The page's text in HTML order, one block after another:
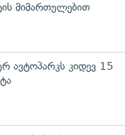
მიმართულებით
ავტოპარკს კიდევ 15